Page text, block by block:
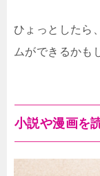
ひょっとしたら
ムができるかも
小説や漫画を